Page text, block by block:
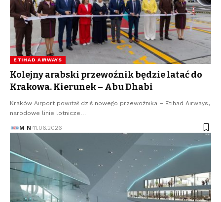
ETIHAD AIRWAYS
Kolejny arabski przewoźnik będzie latać do
Krakowa. Kierunek – Abu Dhabi
Kraków Airport powitał dziś nowego przewoźnika – Etihad Airways,
narodowe linie lotnicze…
M N 11.06.2026